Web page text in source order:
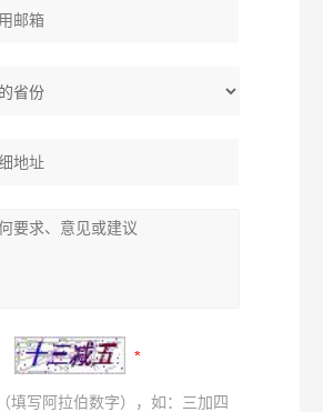
填写阿拉伯数字），如：三加四